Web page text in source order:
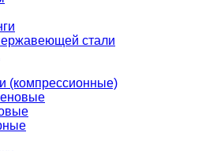
стали
(компрессионные)